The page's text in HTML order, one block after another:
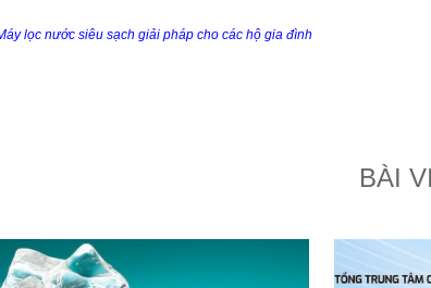
lọc nước siêu sạch giải pháp cho các hộ gia đình
BÀI